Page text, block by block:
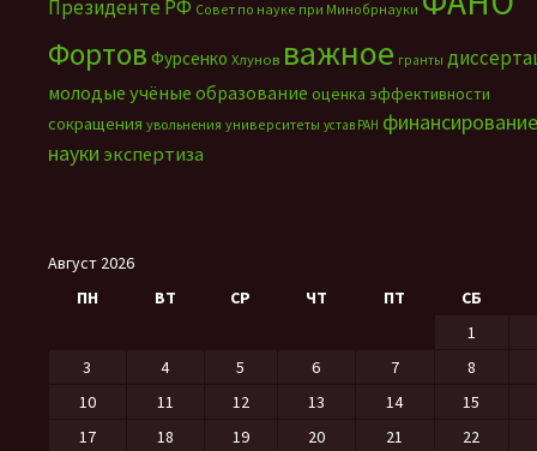
Президенте РФ Совет по науке при Минобрнауки
Фортов Фурсенко Хлунов важное гранты
молодые учёные образование оценка эффективности
сокращения увольнения университеты устав РАН финансирование
науки экспертиза
Август 2026
ПН
ВТ СР ЧТ ПТ СБ
1
3
4 5 6 7
8
10
11 12 13 14
15
17
18 19 20 21
22